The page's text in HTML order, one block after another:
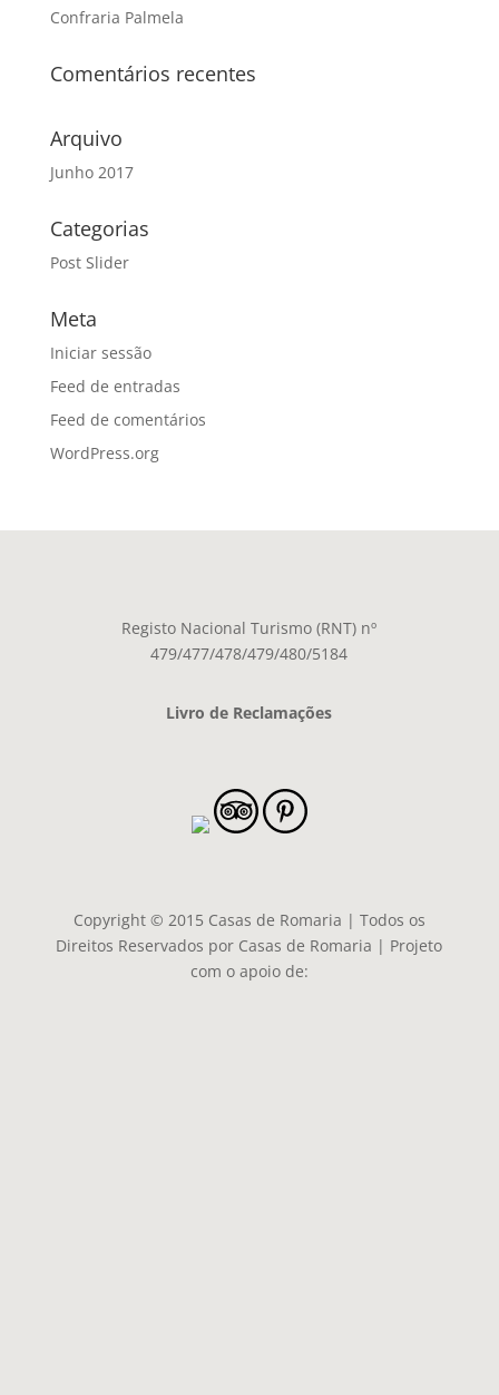
Confraria Palmela
Comentários recentes
Arquivo
Junho 2017
Categorias
Post Slider
Meta
Iniciar sessão
Feed de entradas
Feed de comentários
WordPress.org
Registo Nacional Turismo (RNT) nº
479/477/478/479/480/5184
Livro de Reclamações
Copyright © 2015 Casas de Romaria | Todos os
Direitos Reservados por Casas de Romaria | Projeto
com o apoio de: